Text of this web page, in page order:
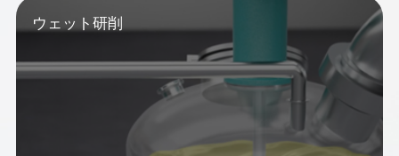
ウェット研削